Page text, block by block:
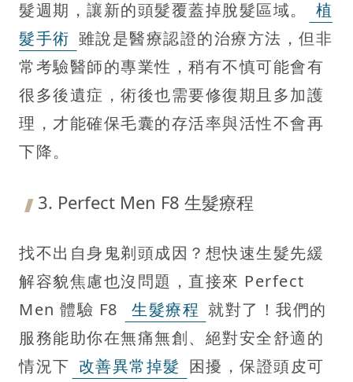
髮週期，讓新的頭髮覆蓋掉脫髮區域。
植
髮手術 雖說是醫療認證的治療方法，但非
常考驗醫師的專業性，稍有不慎可能會有
很多後遺症，術後也需要修復期且多加護
理，才能確保毛囊的存活率與活性不會再
下降。
3. Perfect Men F8 生髮療程
找不出自身鬼剃頭成因？想快速生髮先緩
解容貌焦慮也沒問題，直接來 Perfect
Men 體驗 F8
生髮療程 就對了！我們的
服務能助你在無痛無創、絕對安全舒適的
情況下 改善異常掉髮 困擾，保證頭皮可